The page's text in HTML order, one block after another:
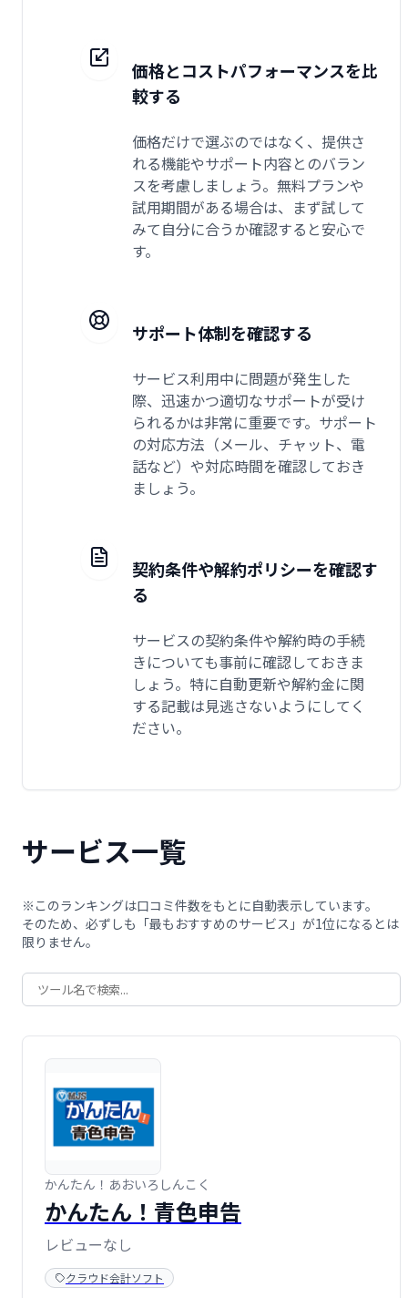
価格とコストパフォーマンスを比
較する
価格だけで選ぶのではなく、提供さ
れる機能やサポート内容とのバラン
スを考慮しましょう。無料プランや
試用期間がある場合は、まず試して
みて自分に合うか確認すると安心で
す。
サポート体制を確認する
サービス利用中に問題が発生した
際、迅速かつ適切なサポートが受け
られるかは非常に重要です。サポート
の対応方法（メール、チャット、電
話など）や対応時間を確認しておき
ましょう。
契約条件や解約ポリシーを確認す
る
サービスの契約条件や解約時の手続
きについても事前に確認しておきま
しょう。特に自動更新や解約金に関
する記載は見逃さないようにしてく
ださい。
サービス一覧
※このランキングは口コミ件数をもとに自動表示しています。
そのため、必ずしも「最もおすすめのサービス」が1位になるとは
限りません。
かんたん！あおいろしんこく
かんたん！青色申告
レビューなし
クラウド会計ソフト